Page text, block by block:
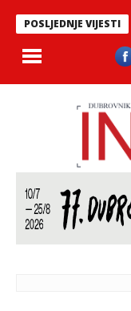
POSLJEDNJE VIJESTI
i brončanom